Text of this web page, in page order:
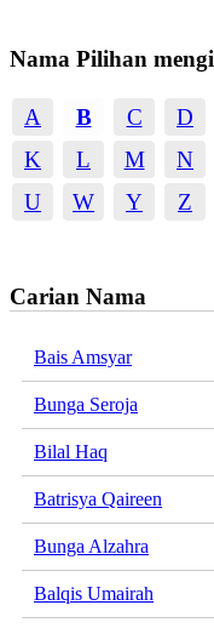
Nama Pilihan
A B C D
K
L M N
U
W Y Z
Carian Nama
Bais Amsyar
Bunga Seroja
Bilal Haq
Batrisya Qaireen
Bunga Alzahra
Balqis Umairah